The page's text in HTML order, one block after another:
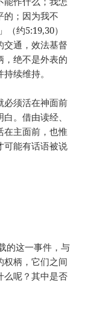
的；因为我不
5:19,30）
交通，效法基督
，绝不是外表的
续维持。
必须活在神面前
。借由读经、
在主面前，也惟
可能有话语被说
的这一事件，与
权柄，它们之间
么呢？其中是否